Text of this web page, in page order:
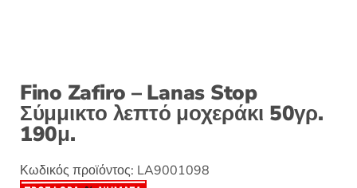
Fino Zafiro – Lanas Stop
Σύμμικτο λεπτό μοχεράκι 50γρ.
190μ.
Κωδικός προϊόντος: LA9001098